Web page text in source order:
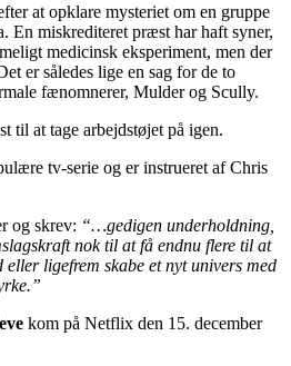
at opklare mysteriet om en gruppe
En miskrediteret præst har haft syner,
medicinsk eksperiment, men der
er således lige en sag for de to
fænomnerer, Mulder og Scully.
til at tage arbejdstøjet på igen.
tv-serie og er instrueret af Chris
og skrev: “…gedigen underholdning,
nok til at få endnu flere til at
ligefrem skabe et nyt univers med
kom på Netflix den 15. december